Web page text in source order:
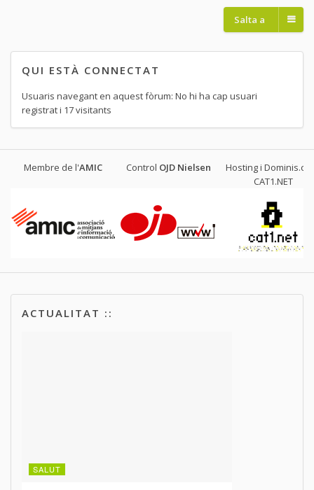
Salta a
QUI ESTÀ CONNECTAT
Usuaris navegant en aquest fòrum: No hi ha cap usuari
registrat i 17 visitants
Membre de l'AMIC Control OJD Nielsen
Hosting i
CAT1.NET
ACTUALITAT ::